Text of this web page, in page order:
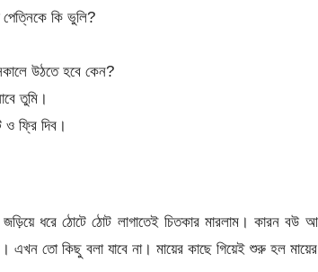
কি ভুলি?
উঠতে হবে কেন?
তুমি।
ও ফ্রি দিব।
ধরে ঠোটে ঠোট লাগাতেই চিতকার মারলাম। কারন
এখন তো কিছু বলা যাবে না। মায়ের কাছে গিয়েই শুরু হল